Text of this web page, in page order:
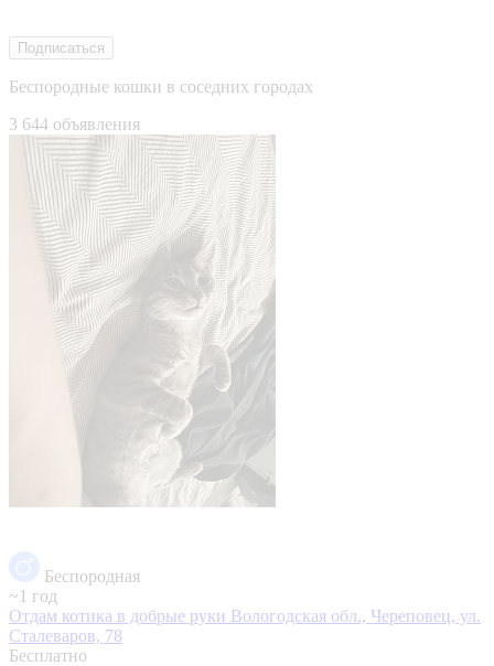
Подписаться
Беспородные кошки в соседних городах
3 644 объявления
Беспородная
~1 год
Отдам котика в добрые руки Вологодская обл., Череповец, ул.
Сталеваров, 78
Бесплатно